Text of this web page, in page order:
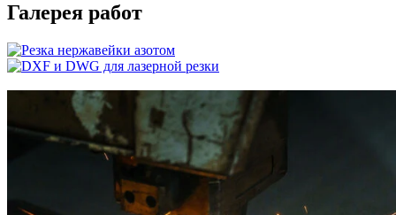
Галерея работ